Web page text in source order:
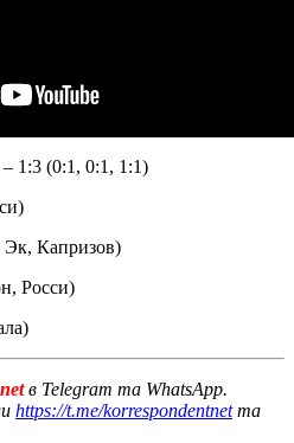
– 1:3 (0:1, 0:1, 1:1)
Эк, Капризов)
Росси)
в Telegram та WhatsApp.
https://t.me/korrespondentnetта